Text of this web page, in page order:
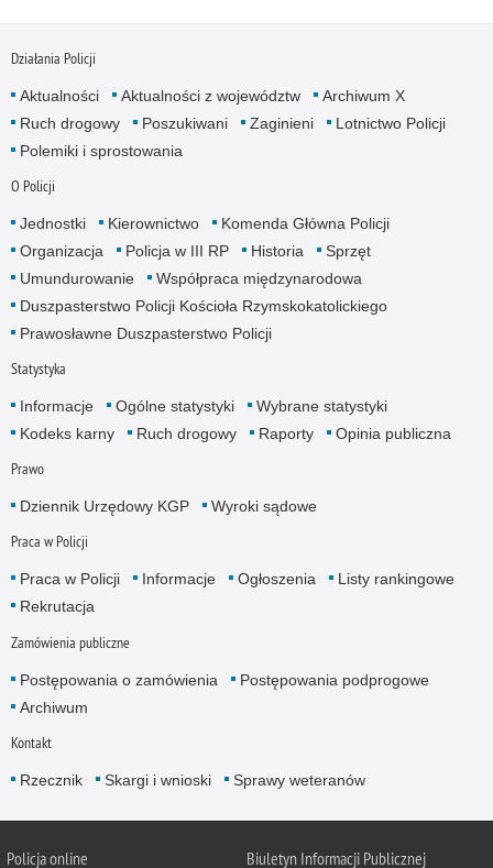
Działania Policji
Aktualności Aktualności z województw
Archiwum X
Ruch drogowy
Poszukiwani Zaginieni
Lotnictwo Policji
Polemiki i sprostowania
O Policji
Jednostki Kierownictwo
Komenda Główna Policji
Organizacja
Policja w III RP Historia
Sprzęt
Umundurowanie
Współpraca międzynarodowa
Duszpasterstwo Policji Kościoła Rzymskokatolickiego
Prawosławne Duszpasterstwo Policji
Statystyka
Informacje Ogólne statystyki
Wybrane statystyki
Kodeks karny
Ruch drogowy Raporty Opinia publiczna
Prawo
Dziennik Urzędowy KGP Wyroki sądowe
Praca w Policji
Praca w Policji Informacje Ogłoszenia
Listy rankingowe
Rekrutacja
Zamówienia publiczne
Postępowania o zamówienia
Postępowania podprogowe
Archiwum
Kontakt
Rzecznik Skargi i wnioski Sprawy weteranów
Policjaonline Biuletyn Informacji Publicznej